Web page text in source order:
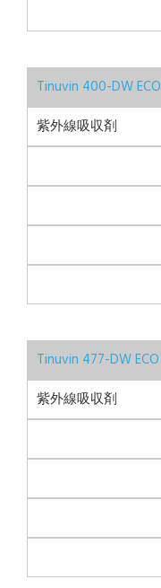
Tinuvin 400-DW ECO
紫外線吸収剤
Tinuvin 477-DW ECO
紫外線吸収剤